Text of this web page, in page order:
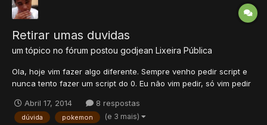
Retirar umas duvidas
um tópico no fórum postou godjean Lixeira Pública
Ola, hoje vim fazer algo diferente. Sempre venho pedir script e
nunca tento fazer um script do 0. Eu não vim pedir, só vim pedir
fazer. Eu sei que vou usar um creaturescripts, que vai adicionar
um uma storage de tempo, e ao acabar ess...
Abril 17, 2014 8 respostas
dúvida pokemon (e 3 mais)